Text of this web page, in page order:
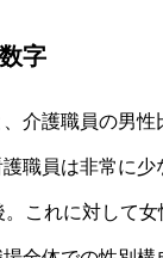
字
介護職員の男性
職員は非常に少
これに対して